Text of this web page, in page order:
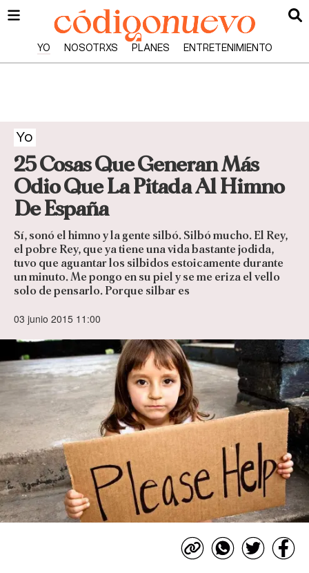
YO NOSOTRXS PLANES ENTRETENIMIENTO
Yo
25 Cosas Que Generan Más
Odio Que La Pitada Al Himno
De España
Sí, sonó el himno y la gente silbó. Silbó mucho. El Rey,
el pobre Rey, que ya tiene una vida bastante jodida,
tuvo que aguantar los silbidos estoicamente durante
un minuto. Me pongo en su piel y se me eriza el vello
solo de pensarlo. Porque silbar es
03 junio 2015 11:00